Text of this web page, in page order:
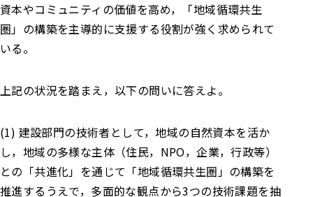
資本やコミュニティの価値を高め，「地域循環共生
圏」の構築を主導的に支援する役割が強く求められて
いる。
上記の状況を踏まえ，以下の問いに答えよ。
(1) 建設部門の技術者として，地域の自然資本を活か
し，地域の多様な主体（住民，NPO，企業，行政等）
との「共進化」を通じて「地域循環共生圏」の構築を
推進するうえで，多面的な観点から3つの技術課題を抽